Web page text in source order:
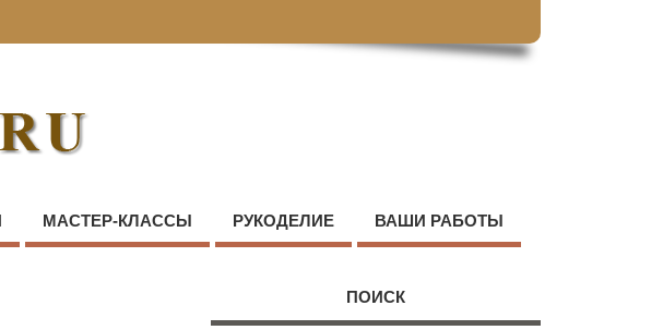
МАСТЕР-КЛАССЫ РУКОДЕЛИЕ ВАШИ РАБОТЫ
ПОИСК